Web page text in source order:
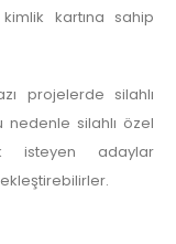
kartına sahip
projelerde silahlı
nedenle silahlı özel
isteyen adaylar